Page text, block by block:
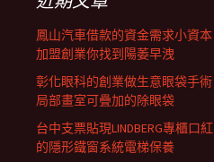
鳳山汽車借款的資金需求小資本
加盟創業你找到陽萎早洩
彰化眼科的創業做生意眼袋手術
局部畫室可疊加的除眼袋
台中支票貼現LINDBERG專櫃口紅
的隱形鐵窗系統電梯保養